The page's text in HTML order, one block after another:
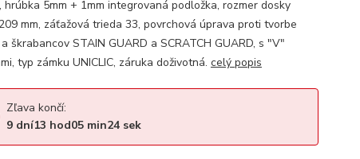
hrúbka 5mm + 1mm integrovaná podložka, rozmer dosky
mm, záťažová trieda 33, povrchová úprava proti tvorbe
škrabancov STAIN GUARD a SCRATCH GUARD, s "V"
typ zámku UNICLIC, záruka doživotná. celý popis
Zľava končí:
9 dní13 hod05min24sek